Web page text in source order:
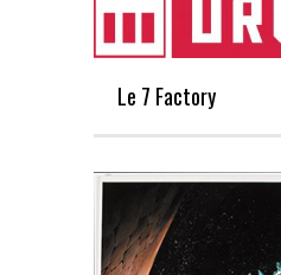
Le 7 Factory